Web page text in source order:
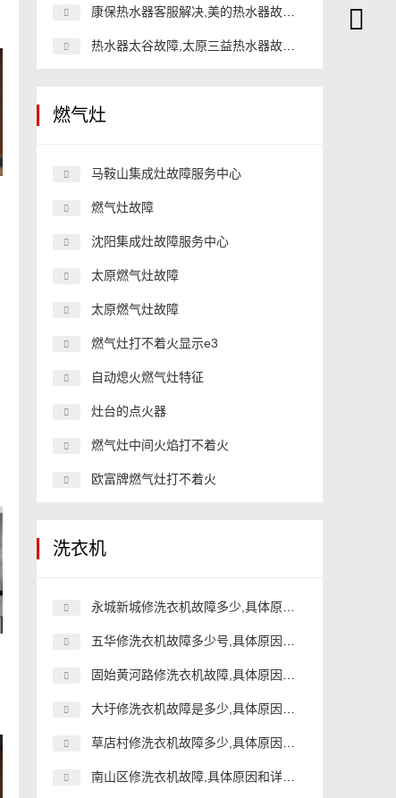
康保热水器客服解决,美的热水器故障24小时
热水器太谷故障,太原三益热水器故障解决
燃气灶
马鞍山集成灶故障服务中心
燃气灶故障
沈阳集成灶故障服务中心
太原燃气灶故障
太原燃气灶故障
燃气灶打不着火显示e3
自动熄火燃气灶特征
灶台的点火器
燃气灶中间火焰打不着火
欧富牌燃气灶打不着火
洗衣机
永城新城修洗衣机故障多少,具体原因和详细解决方法
五华修洗衣机故障多少号,具体原因和详细解决方法
固始黄河路修洗衣机故障,具体原因和详细解决方法
大圩修洗衣机故障是多少,具体原因和详细解决方法
草店村修洗衣机故障多少,具体原因和详细解决方法
南山区修洗衣机故障,具体原因和详细解决方法